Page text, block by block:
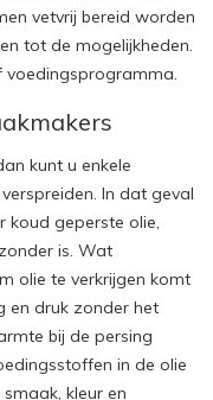
vetvrij bereid worden
tot de mogelijkheden.
voedingsprogramma.
kunt u enkele
In dat geval
koud geperste olie,
is. Wat
olie te verkrijgen komt
en druk zonder het
bij de persing
in de olie
kleur en